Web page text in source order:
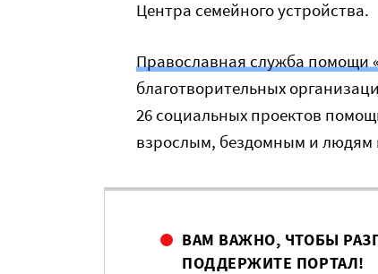
Центра семейного устройства.
Православная служба помощи
благотворительных
26 социальных проектов
взрослым, бездомным и людям
ВАМ ВАЖНО, ЧТОБЫ
ПОДДЕРЖИТЕ ПОРТАЛ!